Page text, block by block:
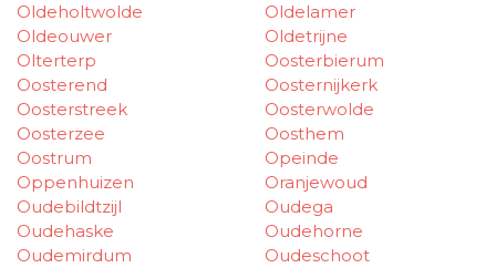
Oldeholtwolde
Oldelamer
Oldeouwer
Oldetrijne
Olterterp
Oosterbierum
Oosterend
Oosternijkerk
Oosterstreek
Oosterwolde
Oosterzee
Oosthem
Oostrum
Opeinde
Oppenhuizen
Oranjewoud
Oudebildtzijl
Oudega
Oudehaske
Oudehorne
Oudemirdum
Oudeschoot